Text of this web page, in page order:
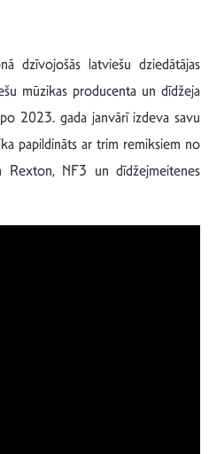
dzīvojošās latviešu dziedātājas
mūzikas producenta un dīdžeja
2023. gada janvārī izdeva savu
papildināts ar trim remiksiem no
Rexton, NF3 un dīdžejmeitenes